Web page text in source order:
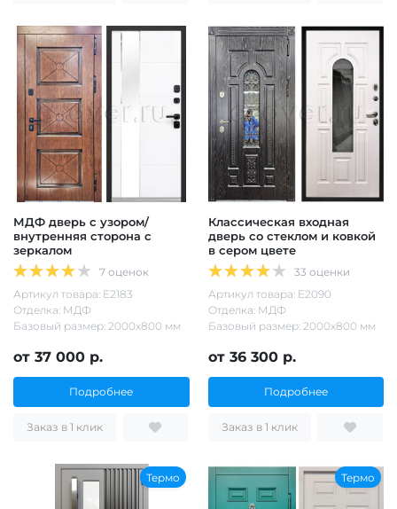
МДФ дверь с узором/
внутренняя сторона с
зеркалом
7 оценок
Артикул товара: Е2183
Отделка: МДФ
Базовый размер: 2000х800 мм
от 37 000 р.
Подробнее
Заказ в 1 клик
Классическая входная
дверь со стеклом и ковкой
в сером цвете
33 оценки
Артикул товара: Е2090
Отделка: МДФ
Базовый размер: 2000х800 мм
от 36 300 р.
Подробнее
Заказ в 1 клик
Термо Термо